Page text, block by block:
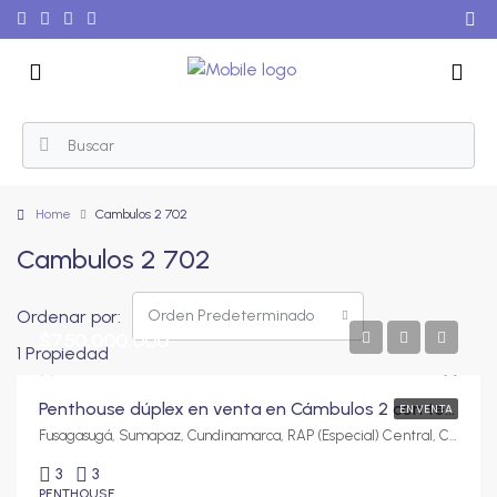
Home Cambulos 2 702
Cambulos 2 702
1 Propiedad
Ordenar por: Orden Predeterminado
EN VENTA
$750,000,000
Penthouse dúplex en venta en Cámbulos 2 con terraza privada y excelente vista
Fusagasugá, Sumapaz, Cundinamarca, RAP (Especial) Central, Colombia
3 3
PENTHOUSE